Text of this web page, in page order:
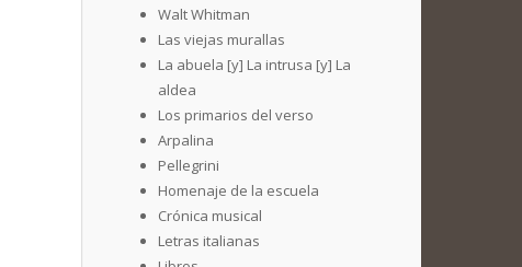
Walt Whitman
Las viejas murallas
La abuela [y] La intrusa [y] La
aldea
Los primarios del verso
Arpalina
Pellegrini
Homenaje de la escuela
Crónica musical
Letras italianas